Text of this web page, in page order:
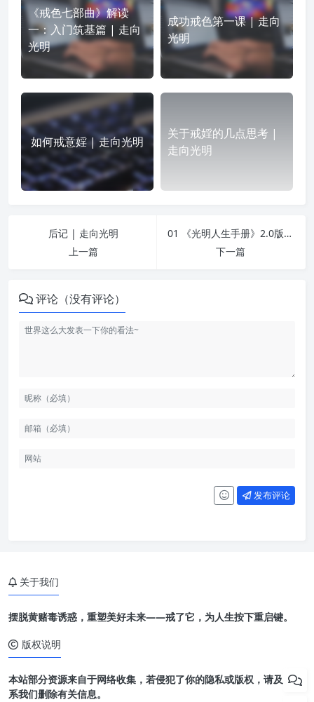
《戒色七部曲》解读
一：入门筑基篇 | 走向
光明
成功戒色第一课 | 走向
光明
如何戒意婬 | 走向光明
关于戒婬的几点思考 |
走向光明
后记 | 走向光明
上一篇
01 《光明人生手册》2.0版前言 | 走向光明
下一篇
评论（没有评论）
发布评论
关于我们
摆脱黄赌毒诱惑，重塑美好未来——戒了它，为人生按下重启键。
版权说明
本站部分资源来自于网络收集，若侵犯了你的隐私或版权，请及时联
系我们删除有关信息。